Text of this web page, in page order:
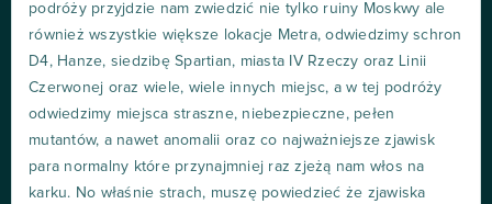
podróży przyjdzie nam zwiedzić nie tylko ruiny Moskwy ale
również wszystkie większe lokacje Metra, odwiedzimy schron
D4, Hanze, siedzibę Spartian, miasta IV Rzeczy oraz Linii
Czerwonej oraz wiele, wiele innych miejsc, a w tej podróży
odwiedzimy miejsca straszne, niebezpieczne, pełen
mutantów, a nawet anomalii oraz co najważniejsze zjawisk
para normalny które przynajmniej raz zjeżą nam włos na
karku. No właśnie strach, muszę powiedzieć że zjawiska